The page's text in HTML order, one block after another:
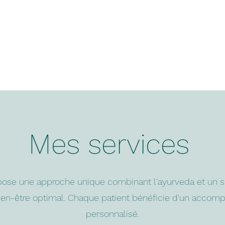
Mes services
une approche unique combinant l'ayurveda et un
être optimal. Chaque patient bénéficie d'un
personnalisé.